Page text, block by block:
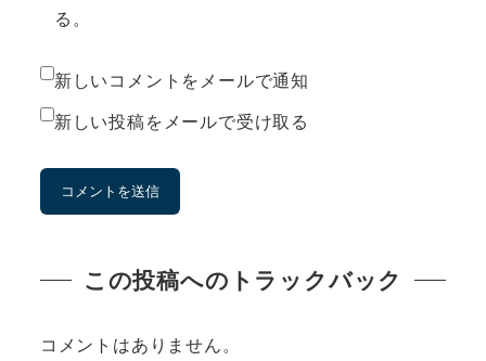
る。
新しいコメントをメールで通知
新しい投稿をメールで受け取る
この投稿へのトラックバック
コメントはありません。